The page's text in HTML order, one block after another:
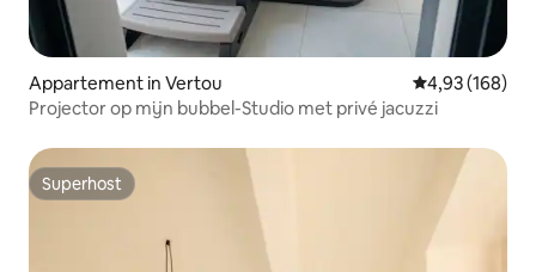
Appartement in Vertou Gemiddelde
4,93 (168)
Projector op mijn bubbel-Studio met privé jacuzzi
Superhost
Superhost